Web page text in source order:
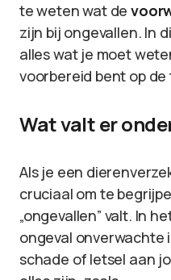
te weten wat de
zijn bij ongevallen. In
alles wat je moet
voorbereid bent op
Wat valt er
Als je een
cruciaal om te
„ongevallen” valt. In
ongeval
schade of letsel aan